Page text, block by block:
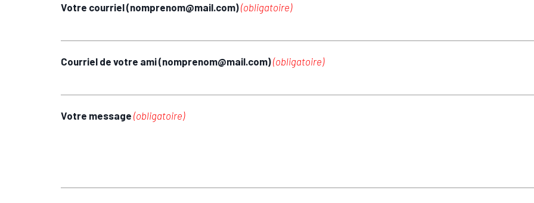
Votre courriel (nomprenom@mail.com)(obligatoire)
Courriel de votre ami (nomprenom@mail.com)(obligatoire)
Votre message (obligatoire)